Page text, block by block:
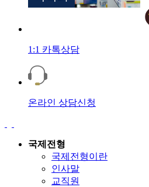
1:1 카톡상담
온라인 상담신청
국제전형
국제전형이란
인사말
교직원